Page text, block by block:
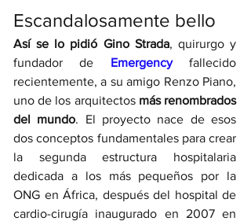
Escandalosamente bello
Así se lo pidió Gino Strada, quirurgo y
fundador de Emergency fallecido
recientemente, a su amigo Renzo Piano,
uno de los arquitectos más renombrados
del mundo. El proyecto nace de esos
dos conceptos fundamentales para crear
la segunda estructura hospitalaria
dedicada a los más pequeños por la
ONG en África, después del hospital de
cardio-cirugía inaugurado en 2007 en